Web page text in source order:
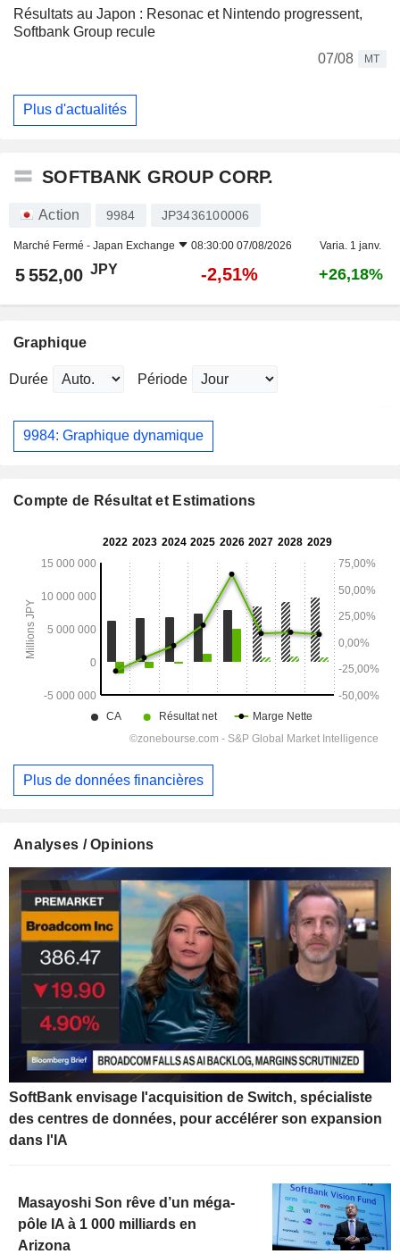
Résultats au Japon : Resonac et Nintendo progressent,
Softbank Group recule
07/08
MT
Plus d'actualités
SOFTBANK GROUP CORP.
Action 9984 JP3436100006
Marché Fermé - Japan Exchange 08:30:00 07/08/2026 Varia. 1 janv.
5 552,00 JPY -2,51% +26,18%
Graphique
Durée Période
9984: Graphique dynamique
Compte de Résultat et Estimations
Plus de données financières
Analyses / Opinions
SoftBank envisage l'acquisition de Switch, spécialiste
des centres de données, pour accélérer son expansion
dans l'IA
Masayoshi Son rêve d’un méga-
pôle IA à 1 000 milliards en
Arizona